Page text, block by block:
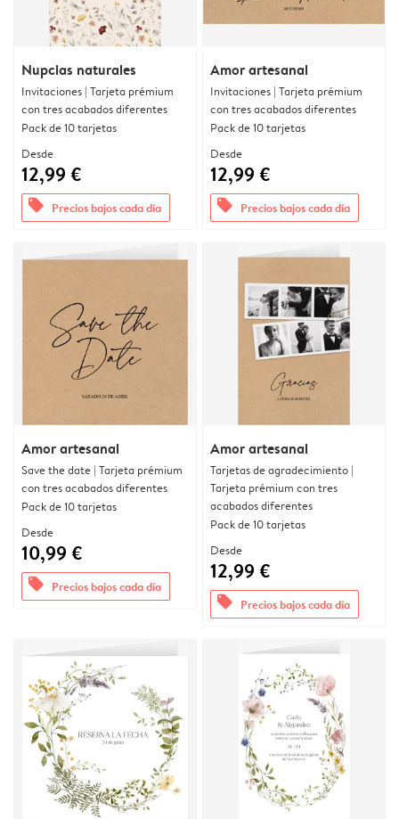
Nupcias naturales
Invitaciones | Tarjeta prémium
con tres acabados diferentes
Pack de 10 tarjetas
Desde
12,99 €
offers Precios bajos cada día
Amor artesanal
Invitaciones | Tarjeta prémium
con tres acabados diferentes
Pack de 10 tarjetas
Desde
12,99 €
offers Precios bajos cada día
Amor artesanal
Save the date | Tarjeta prémium
con tres acabados diferentes
Pack de 10 tarjetas
Desde
10,99 €
offers Precios bajos cada día
Amor artesanal
Tarjetas de agradecimiento |
Tarjeta prémium con tres
acabados diferentes
Pack de 10 tarjetas
Desde
12,99 €
offers Precios bajos cada día